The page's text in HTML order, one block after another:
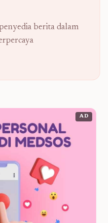
berita dalam
AD